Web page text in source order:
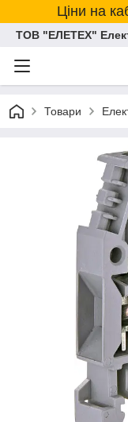
Ціни на
ТОВ "ЕЛЕТЕХ"
Товари